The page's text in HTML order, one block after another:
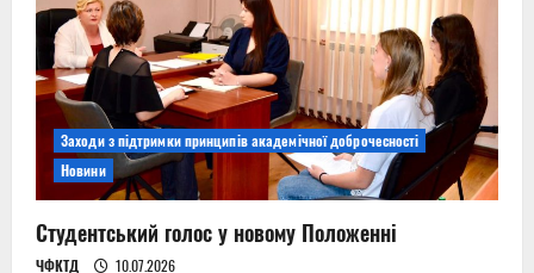
Заходи з підтримки принципів академічної доброчесності
Новини
Студентський голос у новому Положенні
ЧФКТД 10.07.2026